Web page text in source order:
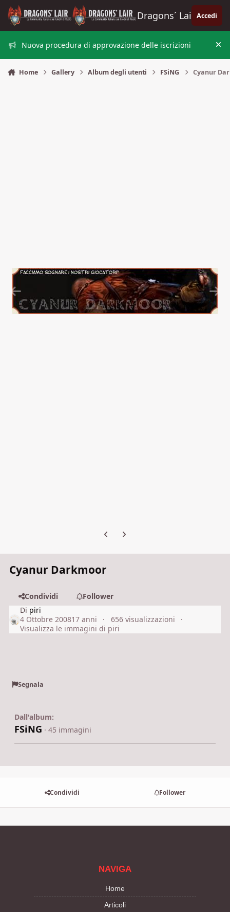
Vai al contenuto
Dragons´ Lair Accedi
Nuova procedura di approvazione delle iscrizioni
Home Gallery Album degli utenti FSiNG Cyanur
Previous carousel slide
Next carousel slide
Cyanur Darkmoor
Condividi
Follower
Di piri
4 Ottobre 200817 anni
656 visualizzazioni
Visualizza le immagini di piri
Segnala
Dall'album:
FSiNG · 45 immagini
Condividi Follower
NAVIGA
Home
Articoli